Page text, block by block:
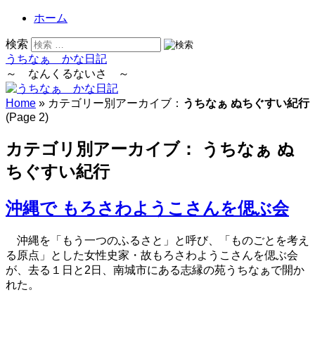
ホーム
検索
うちなぁ かな日記
～ なんくるないさ ～
Home » カテゴリー別アーカイブ： うちなぁ ぬちぐすい紀行
(Page 2)
カテゴリ別アーカイブ：
うちなぁ ぬ
ちぐすい紀行
沖縄で もろさわようこさんを偲ぶ会
沖縄を「もう一つのふるさと」と呼び、「ものごとを考え
る原点」とした女性史家・故もろさわようこさんを偲ぶ会
が、去る１日と2日、南城市にある志縁の苑うちなぁで開か
れた。